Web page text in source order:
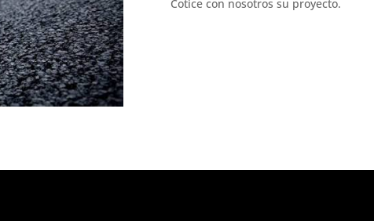
Cotice con nosotros su proyecto.